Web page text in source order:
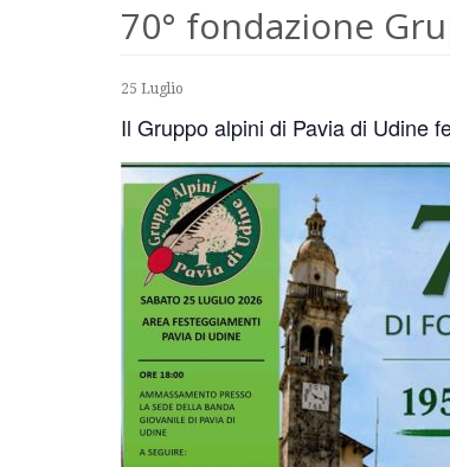
70° fondazione
25 Luglio
Il Gruppo alpini di Pavia di Udine